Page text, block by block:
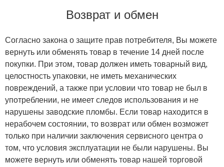
Возврат и обмен
Согласно закона о защите прав потребителя, Вы можете
вернуть или обменять товар в течение 14 дней после
покупки. При этом, товар должен иметь товарный вид,
целостность упаковки, не иметь механических
повреждений, а также при условии что товар не был в
употреблении, не имеет следов использования и не
нарушены заводские пломбы. Если товар находится в
нерабочем состоянии, то возврат или обмен возможет
только при наличии заключения сервисного центра о
том, что условия эксплуатации не были нарушены. Вы
можете вернуть или обменять товар нашей торговой